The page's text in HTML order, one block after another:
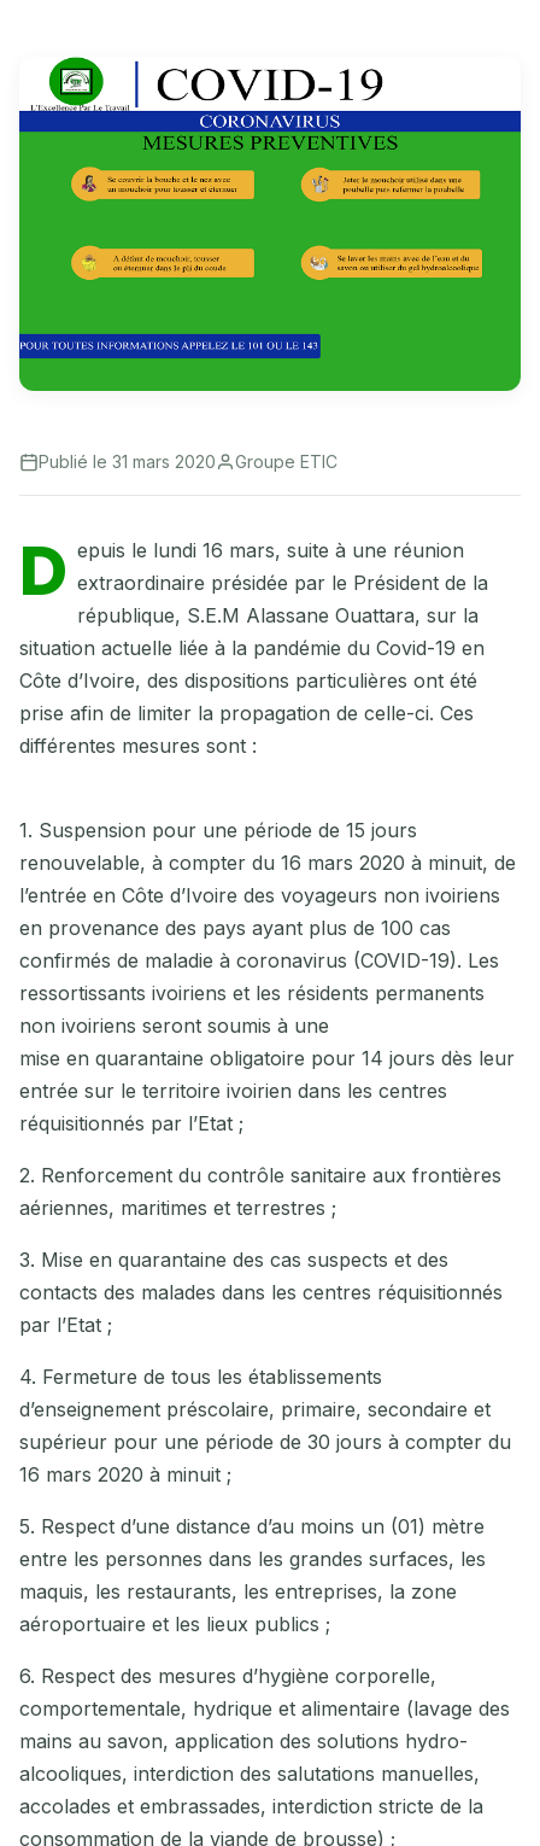
Publié le 31 mars 2020 Groupe ETIC
D epuis le lundi 16 mars, suite à une réunion
extraordinaire présidée par le Président de la
république, S.E.M Alassane Ouattara, sur la
situation actuelle liée à la pandémie du Covid-19 en
Côte d’Ivoire, des dispositions particulières ont été
prise afin de limiter la propagation de celle-ci. Ces
différentes mesures sont :
1. Suspension pour une période de 15 jours
renouvelable, à compter du 16 mars 2020 à minuit, de
l’entrée en Côte d’Ivoire des voyageurs non ivoiriens
en provenance des pays ayant plus de 100 cas
confirmés de maladie à coronavirus (COVID-19). Les
ressortissants ivoiriens et les résidents permanents
non ivoiriens seront soumis à une
mise en quarantaine obligatoire pour 14 jours dès leur
entrée sur le territoire ivoirien dans les centres
réquisitionnés par l’Etat ;
2. Renforcement du contrôle sanitaire aux frontières
aériennes, maritimes et terrestres ;
3. Mise en quarantaine des cas suspects et des
contacts des malades dans les centres réquisitionnés
par l’Etat ;
4. Fermeture de tous les établissements
d’enseignement préscolaire, primaire, secondaire et
supérieur pour une période de 30 jours à compter du
16 mars 2020 à minuit ;
5. Respect d’une distance d’au moins un (01) mètre
entre les personnes dans les grandes surfaces, les
maquis, les restaurants, les entreprises, la zone
aéroportuaire et les lieux publics ;
6. Respect des mesures d’hygiène corporelle,
comportementale, hydrique et alimentaire (lavage des
mains au savon, application des solutions hydro-
alcooliques, interdiction des salutations manuelles,
accolades et embrassades, interdiction stricte de la
consommation de la viande de brousse) ;